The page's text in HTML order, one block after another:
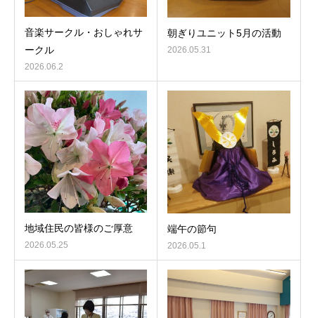
音楽サークル・おしゃれサ
ークル
2026.06.2
朝ぎりユニット5月の活動
2026.05.31
地域住民の皆様のご厚意
2026.05.25
端午の節句
2026.05.1